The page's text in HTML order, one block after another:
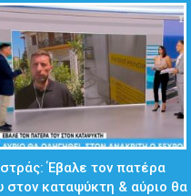
Έβαλε τον πατέρα
στον καταψύκτη & αύριο θα